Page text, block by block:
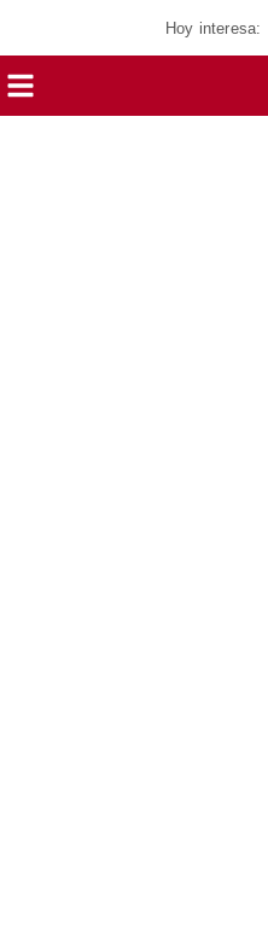
Hoy interesa: